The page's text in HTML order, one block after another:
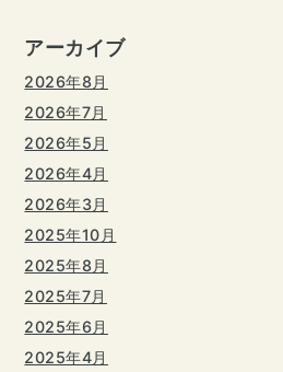
アーカイブ
2026年8月
2026年7月
2026年5月
2026年4月
2026年3月
2025年10月
2025年8月
2025年7月
2025年6月
2025年4月